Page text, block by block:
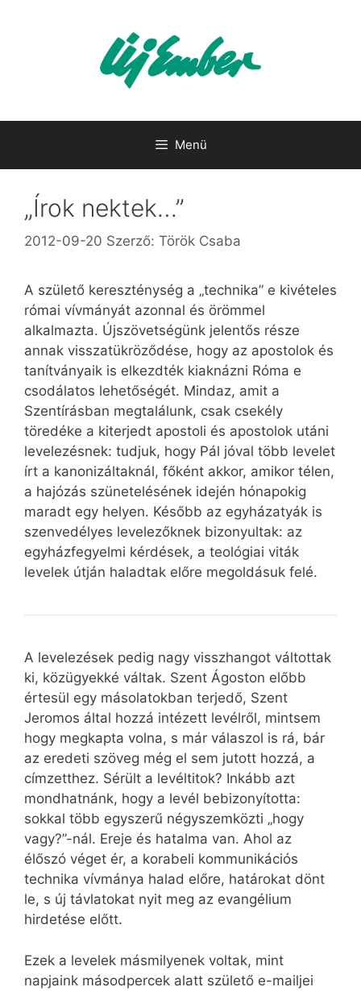
Menü
„Írok nektek…”
2012-09-20 Szerző: Török Csaba
A születő kereszténység a „technika” e kivételes
római vívmányát azonnal és örömmel
alkalmazta. Újszövetségünk jelentős része
annak visszatükröződése, hogy az apostolok és
tanítványaik is elkezdték kiaknázni Róma e
csodálatos lehetőségét. Mindaz, amit a
Szentírásban megtalálunk, csak csekély
töredéke a kiterjedt apostoli és apostolok utáni
levelezésnek: tudjuk, hogy Pál jóval több levelet
írt a kanonizáltaknál, főként akkor, amikor télen,
a hajózás szünetelésének idején hónapokig
maradt egy helyen. Később az egyházatyák is
szenvedélyes levelezőknek bizonyultak: az
egyházfegyelmi kérdések, a teológiai viták
levelek útján haladtak előre megoldásuk felé.
A levelezések pedig nagy visszhangot váltottak
ki, közügyekké váltak. Szent Ágoston előbb
értesül egy másolatokban terjedő, Szent
Jeromos által hozzá intézett levélről, mintsem
hogy megkapta volna, s már válaszol is rá, bár
az eredeti szöveg még el sem jutott hozzá, a
címzetthez. Sérült a levéltitok? Inkább azt
mondhatnánk, hogy a levél bebizonyította:
sokkal több egyszerű négyszemközti „hogy
vagy?”-nál. Ereje és hatalma van. Ahol az
élőszó véget ér, a korabeli kommunikációs
technika vívmánya halad előre, határokat dönt
le, s új távlatokat nyit meg az evangélium
hirdetése előtt.
Ezek a levelek másmilyenek voltak, mint
napjaink másodpercek alatt születő e-mailjei